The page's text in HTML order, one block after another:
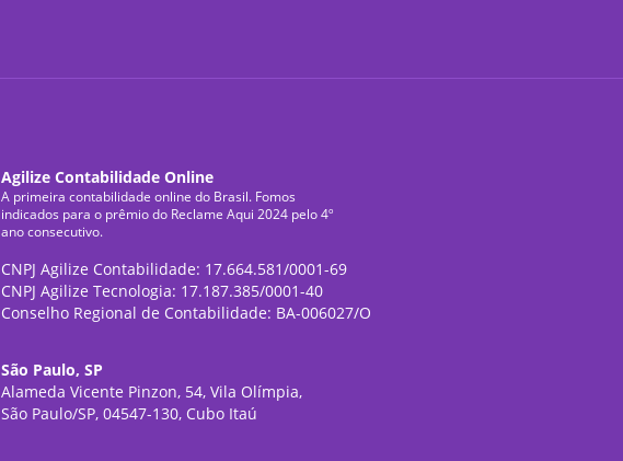
Agilize Contabilidade Online
A primeira contabilidade online do Brasil. Fomos
indicados para o prêmio do Reclame Aqui 2024 pelo 4º
ano consecutivo.
CNPJ Agilize Contabilidade: 17.664.581/0001-69
CNPJ Agilize Tecnologia: 17.187.385/0001-40
Conselho Regional de Contabilidade: BA-006027/O
São Paulo, SP
Alameda Vicente Pinzon, 54, Vila Olímpia,
São Paulo/SP, 04547-130, Cubo Itaú